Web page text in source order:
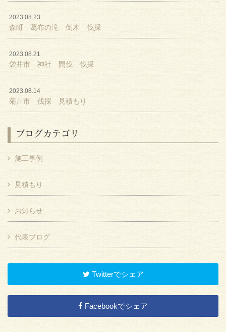
2023.08.23
森町 葛布の滝 倒木 伐採
2023.08.21
袋井市 神社 間伐 伐採
2023.08.14
菊川市 伐採 見積もり
ブログカテゴリ
施工事例
見積もり
お知らせ
代表ブログ
Twitterでシェア
Facebookでシェア